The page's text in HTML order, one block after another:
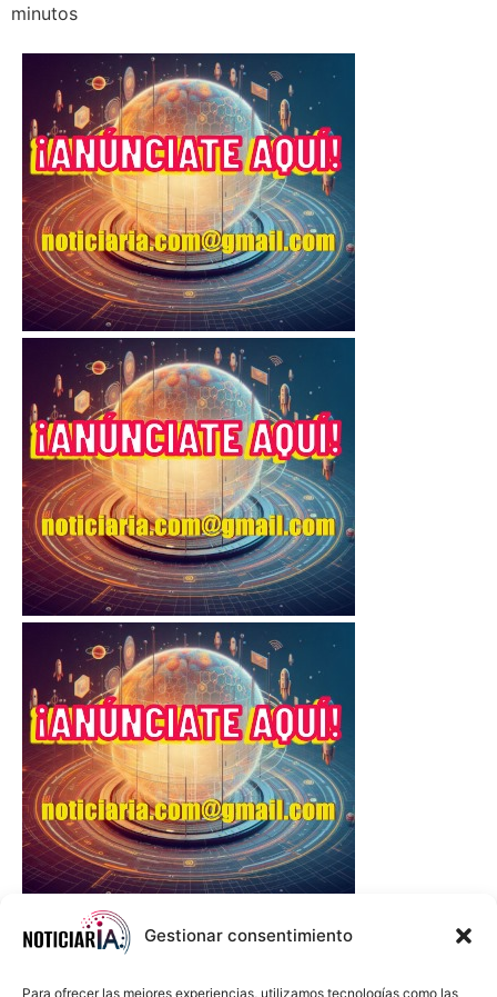
Gestionar consentimiento
Para ofrecer las mejores experiencias, utilizamos tecnologías como las
minutos